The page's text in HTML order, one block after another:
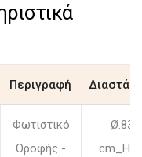
Περιγραφή
Φωτιστικό
Οροφής -
Ø.83